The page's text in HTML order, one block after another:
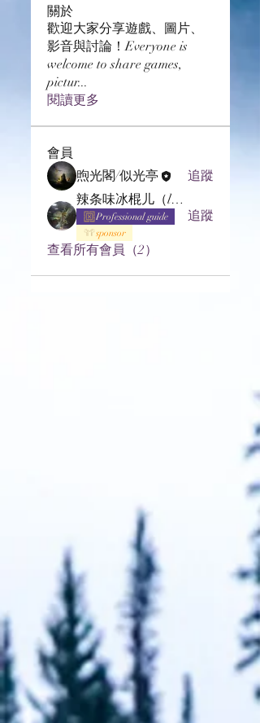
關於
歡迎大家分享遊戲、圖片、
影音與討論！Everyone is
welcome to share games,
pictur...
閱讀更多
會員
煦光閣/似光亭
追蹤
辣条味冰棍儿（lof别玩了要氪金的）
Professional guide
sponsor
追蹤
查看所有會員（2）